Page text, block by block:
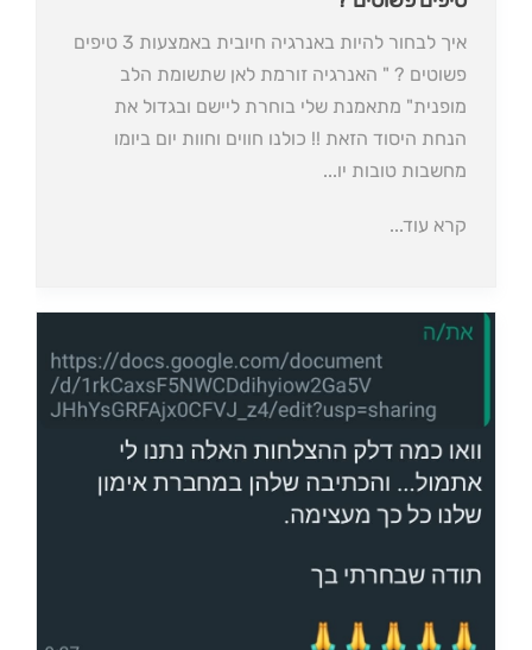
איך לבחור להיות באנרגיה חיובית באמצעות 3 טיפים
פשוטים ? " האנרגיה זורמת לאן שתשומת הלב
מופנית" מתאמנת שלי בוחרת ליישם ובגדול את
הנחת היסוד הזאת !! כולנו חווים וחוות יום ביומו
מחשבות טובות יו...
קרא עוד...